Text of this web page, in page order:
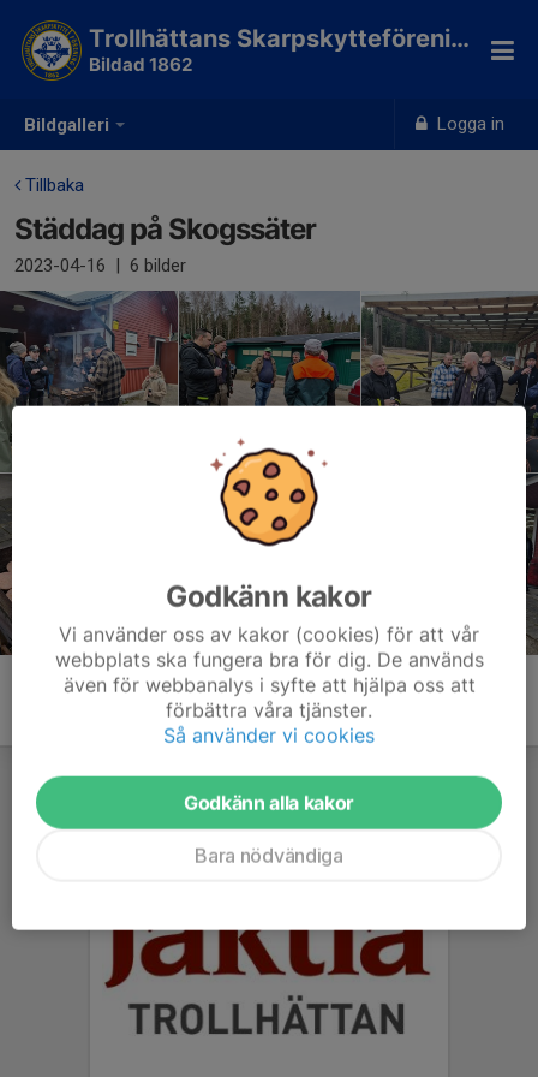
Bildgalleri Logga in
Trollhättans Skarpskytteförening
Bildad 1862
Tillbaka
Städdag på Skogssäter
2023-04-16 | 6 bilder
Godkänn kakor
Vi använder oss av kakor (cookies) för att vår
webbplats ska fungera bra för dig. De används
även för webbanalys i syfte att hjälpa oss att
förbättra våra tjänster.
Så använder vi cookies
Godkänn alla kakor
Bara nödvändiga